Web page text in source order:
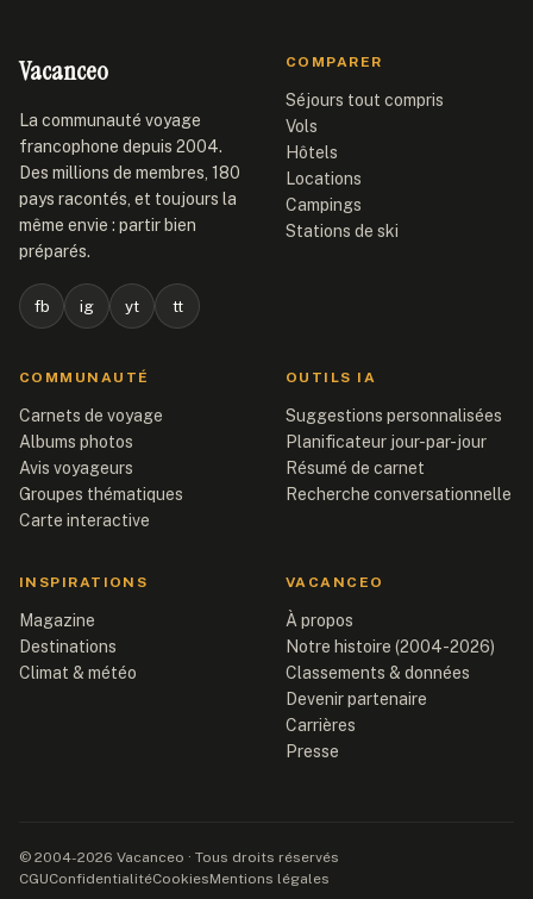
Vacanceo
La communauté voyage
francophone depuis 2004.
Des millions de membres, 180
pays racontés, et toujours la
même envie : partir bien
préparés.
fb ig yt tt
COMPARER
Séjours tout compris
Vols
Hôtels
Locations
Campings
Stations de ski
COMMUNAUTÉ
Carnets de voyage
Albums photos
Avis voyageurs
Groupes thématiques
Carte interactive
OUTILS IA
Suggestions personnalisées
Planificateur jour-par-jour
Résumé de carnet
Recherche conversationnelle
INSPIRATIONS
Magazine
Destinations
Climat & météo
VACANCEO
À propos
Notre histoire (2004-2026)
Classements & données
Devenir partenaire
Carrières
Presse
© 2004-2026 Vacanceo · Tous droits réservés
CGUConfidentialitéCookiesMentions légales